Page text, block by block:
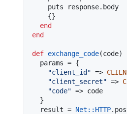
end
end
def exchange_code(code)
"client_id" =>
"client_secret" =>
"code" => code
  result =
Net : :HTTP